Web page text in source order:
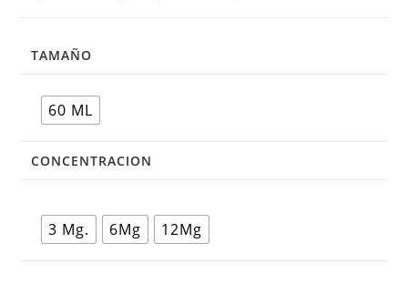
TAMAÑO
60 ML
CONCENTRACION
3 Mg. 6Mg 12Mg